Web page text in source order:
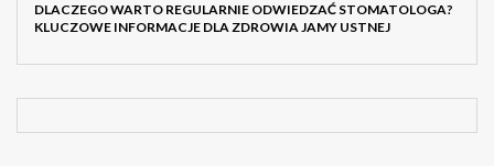
DLACZEGO WARTO REGULARNIE ODWIEDZAĆ STOMATOLOGA?
KLUCZOWE INFORMACJE DLA ZDROWIA JAMY USTNEJ